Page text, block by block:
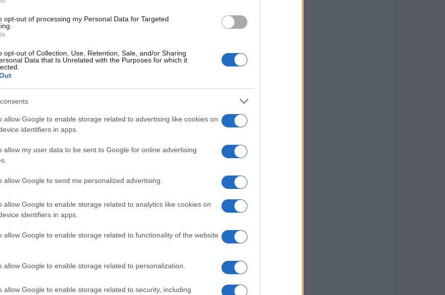
opt-out of processing my Personal Data for Targeted
opt-out of Collection, Use, Retention, Sale, and/or Sharing
Data that Is Unrelated with the Purposes for which it
allow Google to enable storage related to advertising like cookies on
identifiers in apps.
allow my user data to be sent to Google for online advertising
allow Google to send me personalized advertising.
allow Google to enable storage related to analytics like cookies on
identifiers in apps.
allow Google to enable storage related to functionality of the website
allow Google to enable storage related to personalization.
allow Google to enable storage related to security, including
sono davvero tanti i titoli che
. Tuttavia, in questo articolo sono
per longevità e caratteristiche.
sportivo che si deve assolutamente
di Tokyo 2020
costante. Si potranno impersonare le
medaglia d’oro nelle varie discipline
tratta del miglior simulatore di calcio, un must
misurare le proprie abilità contro amici ed
il calcio, può essere ideale acquistare